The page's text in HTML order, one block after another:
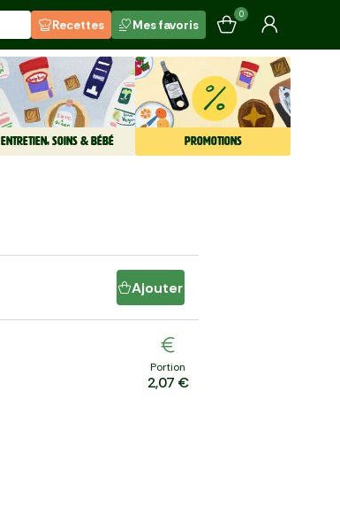
Recettes Mes favoris
0
ENTRETIEN, SOINS & BÉBÉ PROMOTIONS
Portion
2,07 €
Ajouter